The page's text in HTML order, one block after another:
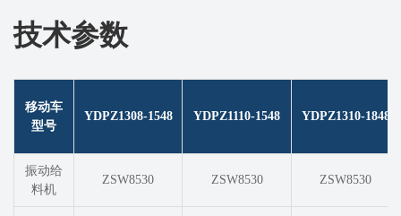
技术参数
移动⻋
型号
YDPZ1308-1548 YDPZ1110-1548 YDPZ1310-1848
振动给
料机
ZSW8530 ZSW8530 ZSW8530